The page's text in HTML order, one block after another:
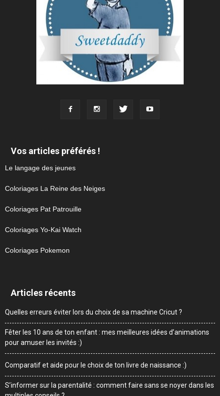
Vos articles préférés !
Le langage des jeunes
Coloriages La Reine des Neiges
Coloriages Pat Patrouille
Coloriages Yo-Kai Watch
Coloriages Pokemon
Articles récents
Quelles erreurs éviter lors du choix de sa machine Cricut ?
Fêter les 10 ans de ton enfant : mes meilleures idées d’animations
pour amuser les invités :)
Comparatif et aide pour le choix de ton livre de naissance :)
S’informer sur la parentalité : comment faire sans se noyer dans les